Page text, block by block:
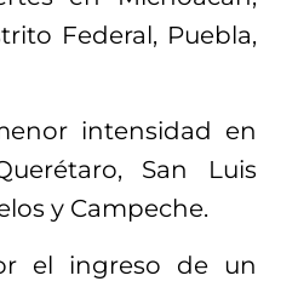
Federal, Puebla,
intensidad en
San Luis
y Campeche.
el ingreso de un